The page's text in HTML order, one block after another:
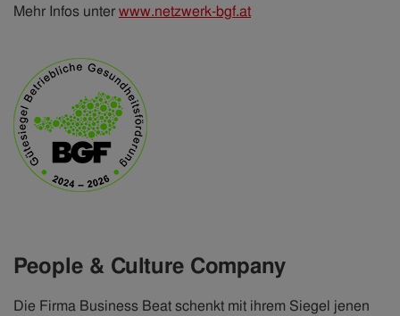
Mehr Infos unterwww.netzwerk-bgf.at
People & Culture Company
Die Firma Business Beat schenkt mit ihrem Siegel jenen